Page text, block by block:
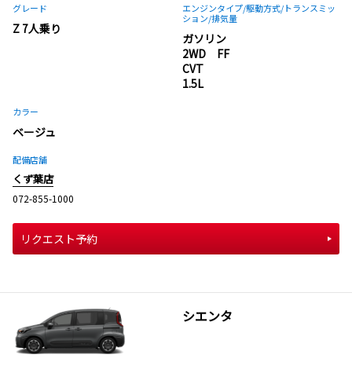
グレード
Z 7人乗り
エンジンタイプ/駆動方式/トランスミッ
ション/排気量
ガソリン
2WD FF
CVT
1.5L
カラー
ベージュ
配備店舗
くず葉店
072-855-1000
リクエスト予約
シエンタ